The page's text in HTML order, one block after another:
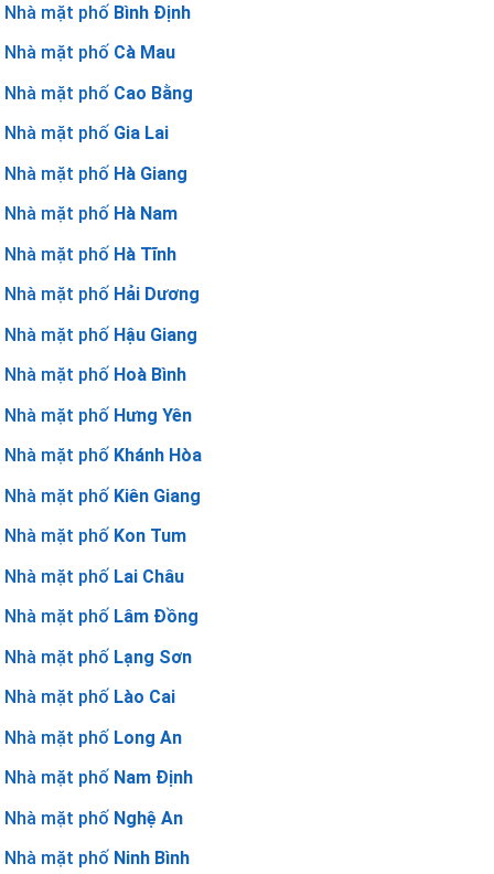
Nhà mặt phố Bình Định
Nhà mặt phố Cà Mau
Nhà mặt phố Cao Bằng
Nhà mặt phố Gia Lai
Nhà mặt phố Hà Giang
Nhà mặt phố Hà Nam
Nhà mặt phố Hà Tĩnh
Nhà mặt phố Hải Dương
Nhà mặt phố Hậu Giang
Nhà mặt phố Hoà Bình
Nhà mặt phố Hưng Yên
Nhà mặt phố Khánh Hòa
Nhà mặt phố Kiên Giang
Nhà mặt phố Kon Tum
Nhà mặt phố Lai Châu
Nhà mặt phố Lâm Đồng
Nhà mặt phố Lạng Sơn
Nhà mặt phố Lào Cai
Nhà mặt phố Long An
Nhà mặt phố Nam Định
Nhà mặt phố Nghệ An
Nhà mặt phố Ninh Bình